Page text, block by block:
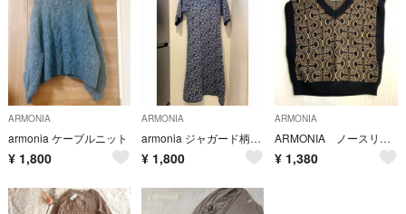
ARMONIA
armonia ケーブルニット
¥ 1,800
ARMONIA
armonia ジャガード柄ワンピース ニットワンピース
¥ 1,800
ARMONIA
ARMONIA ノースリーブ ニットベスト Vネック 60531501
¥ 1,380